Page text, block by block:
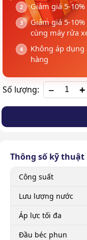
Giảm giá 5-
Giảm giá 5-
cùng máy rửa
Không áp
hàng
Số lượng: +
Thông số kỹ thuật
Công suất
Lưu lượng nước
Áp lực tối đa
Đầu béc phun